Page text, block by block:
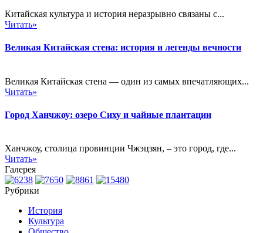
Китайская культура и история неразрывно связаны с...
Читать»
Великая Китайская стена: история и легенды вечности
Великая Китайская стена — один из самых впечатляющих...
Читать»
Город Ханчжоу: озеро Сиху и чайные плантации
Ханчжоу, столица провинции Чжэцзян, – это город, где...
Читать»
Галерея
Рубрики
История
Культура